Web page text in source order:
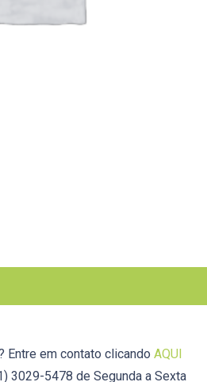
Entre em contato clicando AQUI
3029-5478 de Segunda a Sexta